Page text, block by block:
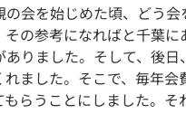
会を始じめた頃、どう会
その参考になればと千葉
ありました。そして、後日
れました。そこで、毎年会
もらうことにしました。そ